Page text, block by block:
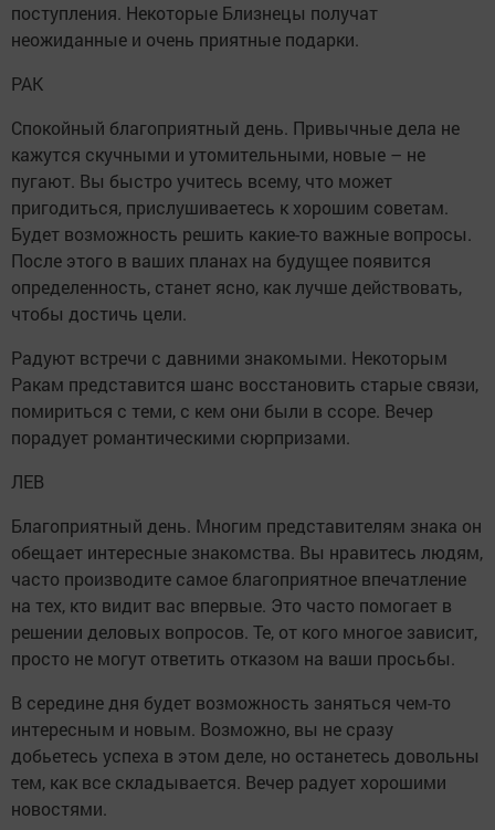
поступления. Некоторые Близнецы получат
неожиданные и очень приятные подарки.
РАК
Спокойный благоприятный день. Привычные дела не
кажутся скучными и утомительными, новые – не
пугают. Вы быстро учитесь всему, что может
пригодиться, прислушиваетесь к хорошим советам.
Будет возможность решить какие-то важные вопросы.
После этого в ваших планах на будущее появится
определенность, станет ясно, как лучше действовать,
чтобы достичь цели.
Радуют встречи с давними знакомыми. Некоторым
Ракам представится шанс восстановить старые связи,
помириться с теми, с кем они были в ссоре. Вечер
порадует романтическими сюрпризами.
ЛЕВ
Благоприятный день. Многим представителям знака он
обещает интересные знакомства. Вы нравитесь людям,
часто производите самое благоприятное впечатление
на тех, кто видит вас впервые. Это часто помогает в
решении деловых вопросов. Те, от кого многое зависит,
просто не могут ответить отказом на ваши просьбы.
В середине дня будет возможность заняться чем-то
интересным и новым. Возможно, вы не сразу
добьетесь успеха в этом деле, но останетесь довольны
тем, как все складывается. Вечер радует хорошими
новостями.